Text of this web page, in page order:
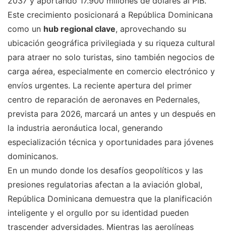
Este crecimiento posicionará a República Dominicana
como un hub regional clave, aprovechando su
ubicación geográfica privilegiada y su riqueza cultural
para atraer no solo turistas, sino también negocios de
carga aérea, especialmente en comercio electrónico y
envíos urgentes. La reciente apertura del primer
centro de reparación de aeronaves en Pedernales,
prevista para 2026, marcará un antes y un después en
la industria aeronáutica local, generando
especialización técnica y oportunidades para jóvenes
dominicanos.
En un mundo donde los desafíos geopolíticos y las
presiones regulatorias afectan a la aviación global,
República Dominicana demuestra que la planificación
inteligente y el orgullo por su identidad pueden
trascender adversidades. Mientras las aerolíneas